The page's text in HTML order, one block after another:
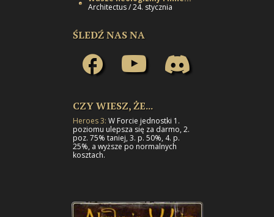
Architectus / 24. stycznia
ŚLEDŹ NAS NA
CZY WIESZ, ŻE...
Heroes 3: W Forcie jednostki 1.
poziomu ulepsza się za darmo, 2.
poz. 75% taniej, 3. p. 50%, 4. p.
25%, a wyższe po normalnych
kosztach.